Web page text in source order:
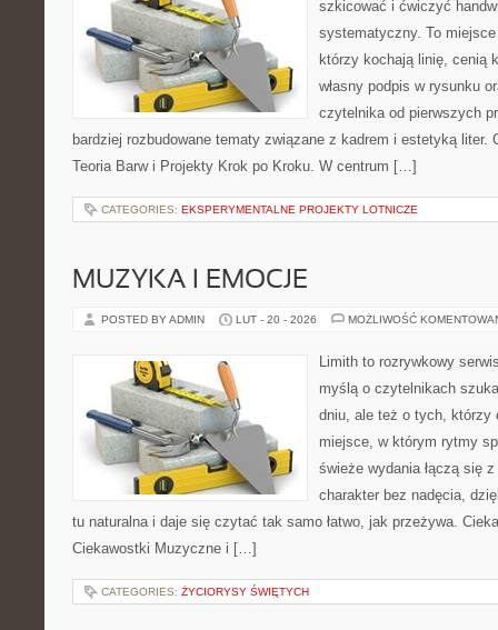
szkicować i ćwiczyć
systematyczny. To
którzy kochają linię, cenią
własny podpis w rysunku
czytelnika od pierwszych
bardziej rozbudowane tematy związane z kadrem i estetyką liter.
Teoria Barw i Projekty Krok po Kroku. W centrum […]
CATEGORIES: EKSPERYMENTALNE PROJEKTY LOTNICZE
MUZYKA I EMOCJE
POSTED BY ADMIN LUT - 20 - 2026 MOŻLIWOŚĆ
Limith to rozrywkowy
myślą o czytelnikach
dniu, ale też o tych, którzy
miejsce, w którym rytmy
świeże wydania łączą się
charakter bez nadęcia,
tu naturalna i daje się czytać tak samo łatwo, jak przeżywa.
Ciekawostki Muzyczne i […]
CATEGORIES: ŻYCIORYSY ŚWIĘTYCH